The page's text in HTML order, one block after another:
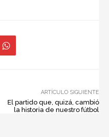
ARTÍCULO SIGUIENTE
El partido que, quizá, cambió
la historia de nuestro fútbol